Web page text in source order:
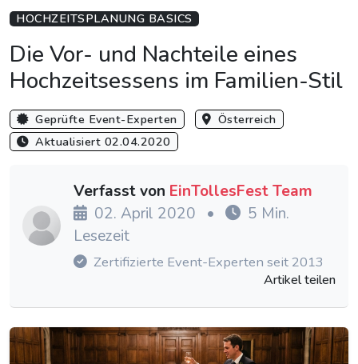
HOCHZEITSPLANUNG BASICS
Die Vor- und Nachteile eines
Hochzeitsessens im Familien-Stil
Geprüfte Event-Experten
Österreich
Aktualisiert 02.04.2020
Verfasst von EinTollesFest Team
02. April 2020
•
5 Min.
Lesezeit
Zertifizierte Event-Experten seit 2013
Artikel teilen